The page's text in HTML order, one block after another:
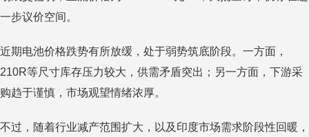
一步议价空间。
近期电池价格跌势有所放缓，处于弱势筑底阶段。一方面，
210R等尺寸库存压力较大，供需矛盾突出；另一方面，下游采
购趋于谨慎，市场观望情绪浓厚。
不过，随着行业减产范围扩大，以及印度市场需求阶段性回暖，